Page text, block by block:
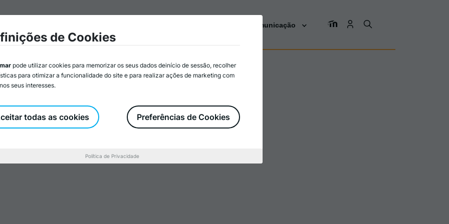
Comunicação
na
IPSS do
de Cookies
pode utilizar cookies para memorizar os seus dados deinício de sessão, recolher
para otimizar a funcionalidade do site e para realizar ações de marketing com
seus interesses.
Preferências de Cookies
todas as cookies
Política de Privacidade